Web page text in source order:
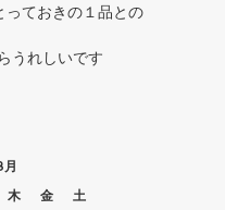
っておきの１品との
うれしいです
木 金
土